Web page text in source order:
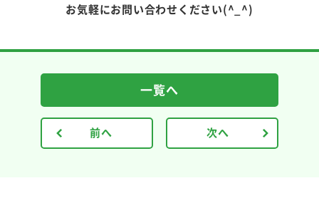
お気軽にお問い合わせください(^_^)
前へ
一覧へ
次へ